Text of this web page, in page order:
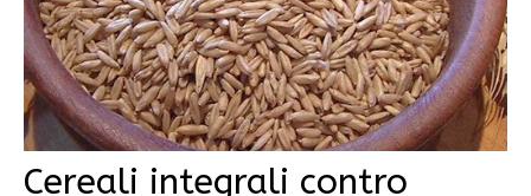
Cereali integrali contro